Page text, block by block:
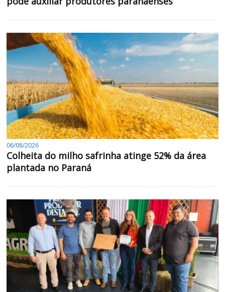
06/08/2026
Colheita do milho safrinha atinge 52% da área
plantada no Paraná